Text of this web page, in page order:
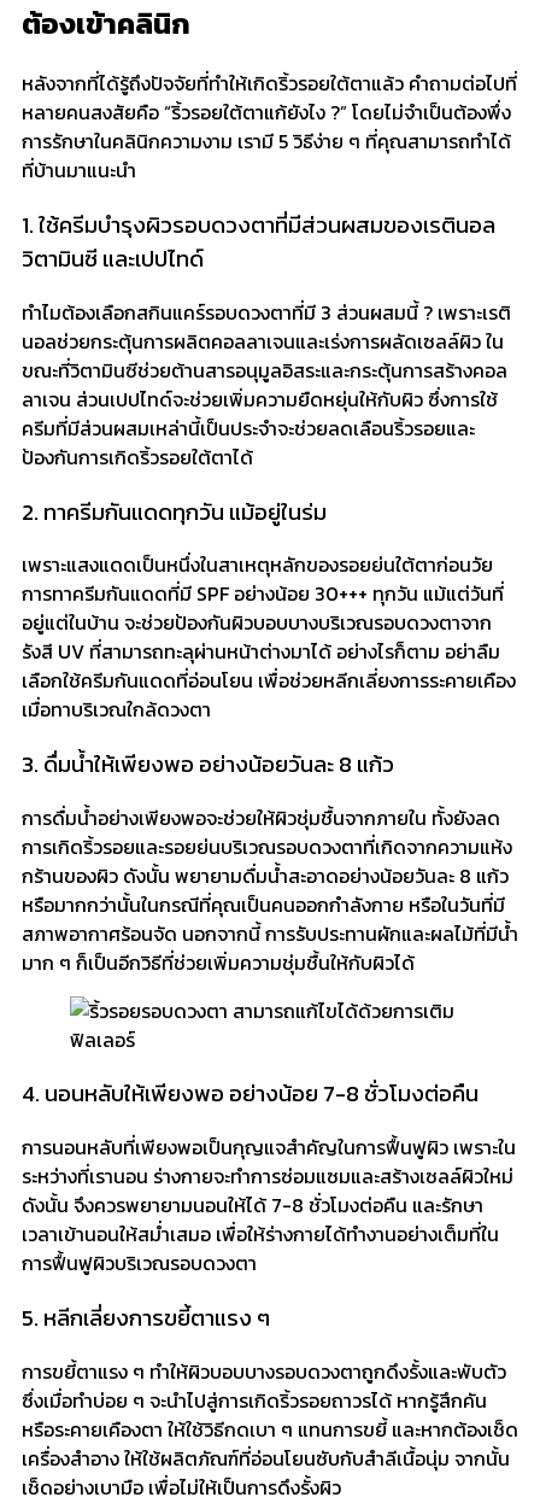
ต้องเข้าคลินิก
หลังจากที่ได้รู้ถึงปัจจัยที่ทำให้เกิดริ้วรอยใต้ตาแล้ว คำถามต่อไปที่
หลายคนสงสัยคือ “ริ้วรอยใต้ตาแก้ยังไง ?” โดยไม่จำเป็นต้องพึ่ง
การรักษาในคลินิกความงาม เรามี 5 วิธีง่าย ๆ ที่คุณสามารถทำได้
ที่บ้านมาแนะนำ
1. ใช้ครีมบำรุงผิวรอบดวงตาที่มีส่วนผสมของเรตินอล
วิตามินซี และเปปไทด์
ทำไมต้องเลือกสกินแคร์รอบดวงตาที่มี 3 ส่วนผสมนี้ ? เพราะเรติ
นอลช่วยกระตุ้นการผลิตคอลลาเจนและเร่งการผลัดเซลล์ผิว ใน
ขณะที่วิตามินซีช่วยต้านสารอนุมูลอิสระและกระตุ้นการสร้างคอล
ลาเจน ส่วนเปปไทด์จะช่วยเพิ่มความยืดหยุ่นให้กับผิว ซึ่งการใช้
ครีมที่มีส่วนผสมเหล่านี้เป็นประจำจะช่วยลดเลือนริ้วรอยและ
ป้องกันการเกิดริ้วรอยใต้ตาได้
2. ทาครีมกันแดดทุกวัน แม้อยู่ในร่ม
เพราะแสงแดดเป็นหนึ่งในสาเหตุหลักของรอยย่นใต้ตาก่อนวัย
การทาครีมกันแดดที่มี SPF อย่างน้อย 30+++ ทุกวัน แม้แต่วันที่
อยู่แต่ในบ้าน จะช่วยป้องกันผิวบอบบางบริเวณรอบดวงตาจาก
รังสี UV ที่สามารถทะลุผ่านหน้าต่างมาได้ อย่างไรก็ตาม อย่าลืม
เลือกใช้ครีมกันแดดที่อ่อนโยน เพื่อช่วยหลีกเลี่ยงการระคายเคือง
เมื่อทาบริเวณใกล้ดวงตา
3. ดื่มน้ำให้เพียงพอ อย่างน้อยวันละ 8 แก้ว
การดื่มน้ำอย่างเพียงพอจะช่วยให้ผิวชุ่มชื้นจากภายใน ทั้งยังลด
การเกิดริ้วรอยและรอยย่นบริเวณรอบดวงตาที่เกิดจากความแห้ง
กร้านของผิว ดังนั้น พยายามดื่มน้ำสะอาดอย่างน้อยวันละ 8 แก้ว
หรือมากกว่านั้นในกรณีที่คุณเป็นคนออกกำลังกาย หรือในวันที่มี
สภาพอากาศร้อนจัด นอกจากนี้ การรับประทานผักและผลไม้ที่มีน้ำ
มาก ๆ ก็เป็นอีกวิธีที่ช่วยเพิ่มความชุ่มชื้นให้กับผิวได้
4. นอนหลับให้เพียงพอ อย่างน้อย 7-8 ชั่วโมงต่อคืน
การนอนหลับที่เพียงพอเป็นกุญแจสำคัญในการฟื้นฟูผิว เพราะใน
ระหว่างที่เรานอน ร่างกายจะทำการซ่อมแซมและสร้างเซลล์ผิวใหม่
ดังนั้น จึงควรพยายามนอนให้ได้ 7-8 ชั่วโมงต่อคืน และรักษา
เวลาเข้านอนให้สม่ำเสมอ เพื่อให้ร่างกายได้ทำงานอย่างเต็มที่ใน
การฟื้นฟูผิวบริเวณรอบดวงตา
5. หลีกเลี่ยงการขยี้ตาแรง ๆ
การขยี้ตาแรง ๆ ทำให้ผิวบอบบางรอบดวงตาถูกดึงรั้งและพับตัว
ซึ่งเมื่อทำบ่อย ๆ จะนำไปสู่การเกิดริ้วรอยถาวรได้ หากรู้สึกคัน
หรือระคายเคืองตา ให้ใช้วิธีกดเบา ๆ แทนการขยี้ และหากต้องเช็ด
เครื่องสำอาง ให้ใช้ผลิตภัณฑ์ที่อ่อนโยนซับกับสำลีเนื้อนุ่ม จากนั้น
เช็ดอย่างเบามือ เพื่อไม่ให้เป็นการดึงรั้งผิว